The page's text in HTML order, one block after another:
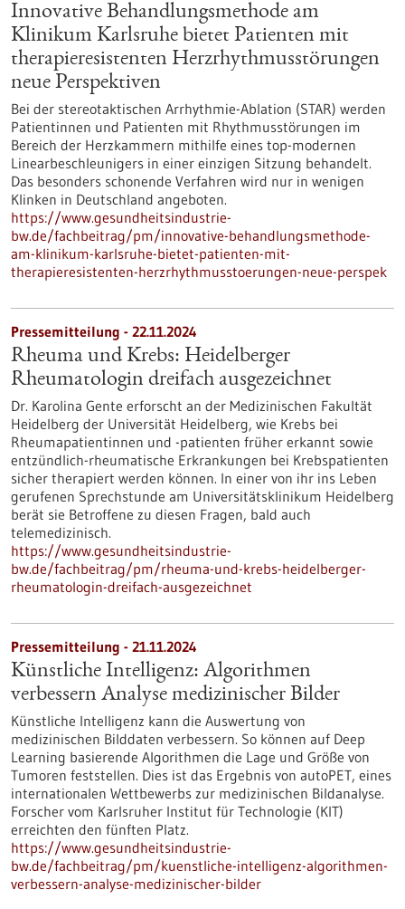
Innovative Behandlungsmethode am
Klinikum Karlsruhe bietet Patienten mit
therapieresistenten Herzrhythmusstörungen
neue Perspektiven
Bei der stereotaktischen Arrhythmie-Ablation (STAR) werden
Patientinnen und Patienten mit Rhythmusstörungen im
Bereich der Herzkammern mithilfe eines top-modernen
Linearbeschleunigers in einer einzigen Sitzung behandelt.
Das besonders schonende Verfahren wird nur in wenigen
Klinken in Deutschland angeboten.
https://www.gesundheitsindustrie-
bw.de/fachbeitrag/pm/innovative-behandlungsmethode-
am-klinikum-karlsruhe-bietet-patienten-mit-
therapieresistenten-herzrhythmusstoerungen-neue-perspek
Pressemitteilung - 22.11.2024
Rheuma und Krebs: Heidelberger
Rheumatologin dreifach ausgezeichnet
Dr. Karolina Gente erforscht an der Medizinischen Fakultät
Heidelberg der Universität Heidelberg, wie Krebs bei
Rheumapatientinnen und -patienten früher erkannt sowie
entzündlich-rheumatische Erkrankungen bei Krebspatienten
sicher therapiert werden können. In einer von ihr ins Leben
gerufenen Sprechstunde am Universitätsklinikum Heidelberg
berät sie Betroffene zu diesen Fragen, bald auch
telemedizinisch.
https://www.gesundheitsindustrie-
bw.de/fachbeitrag/pm/rheuma-und-krebs-heidelberger-
rheumatologin-dreifach-ausgezeichnet
Pressemitteilung - 21.11.2024
Künstliche Intelligenz: Algorithmen
verbessern Analyse medizinischer Bilder
Künstliche Intelligenz kann die Auswertung von
medizinischen Bilddaten verbessern. So können auf Deep
Learning basierende Algorithmen die Lage und Größe von
Tumoren feststellen. Dies ist das Ergebnis von autoPET, eines
internationalen Wettbewerbs zur medizinischen Bildanalyse.
Forscher vom Karlsruher Institut für Technologie (KIT)
erreichten den fünften Platz.
https://www.gesundheitsindustrie-
bw.de/fachbeitrag/pm/kuenstliche-intelligenz-algorithmen-
verbessern-analyse-medizinischer-bilder